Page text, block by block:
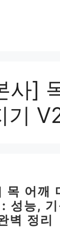
사]
기
어깨
성능,
벽 정리